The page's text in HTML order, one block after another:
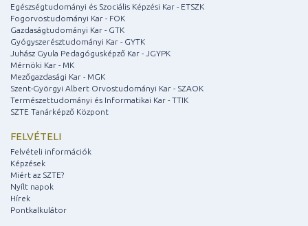
Egészségtudományi és Szociális Képzési Kar - ETSZK
Fogorvostudományi Kar - FOK
Gazdaságtudományi Kar - GTK
Gyógyszerésztudományi Kar - GYTK
Juhász Gyula Pedagógusképző Kar - JGYPK
Mérnöki Kar - MK
Mezőgazdasági Kar - MGK
Szent-Györgyi Albert Orvostudományi Kar - SZAOK
Természettudományi és Informatikai Kar - TTIK
SZTE Tanárképző Központ
FELVÉTELI
Felvételi információk
Képzések
Miért az SZTE?
Nyílt napok
Hírek
Pontkalkulátor